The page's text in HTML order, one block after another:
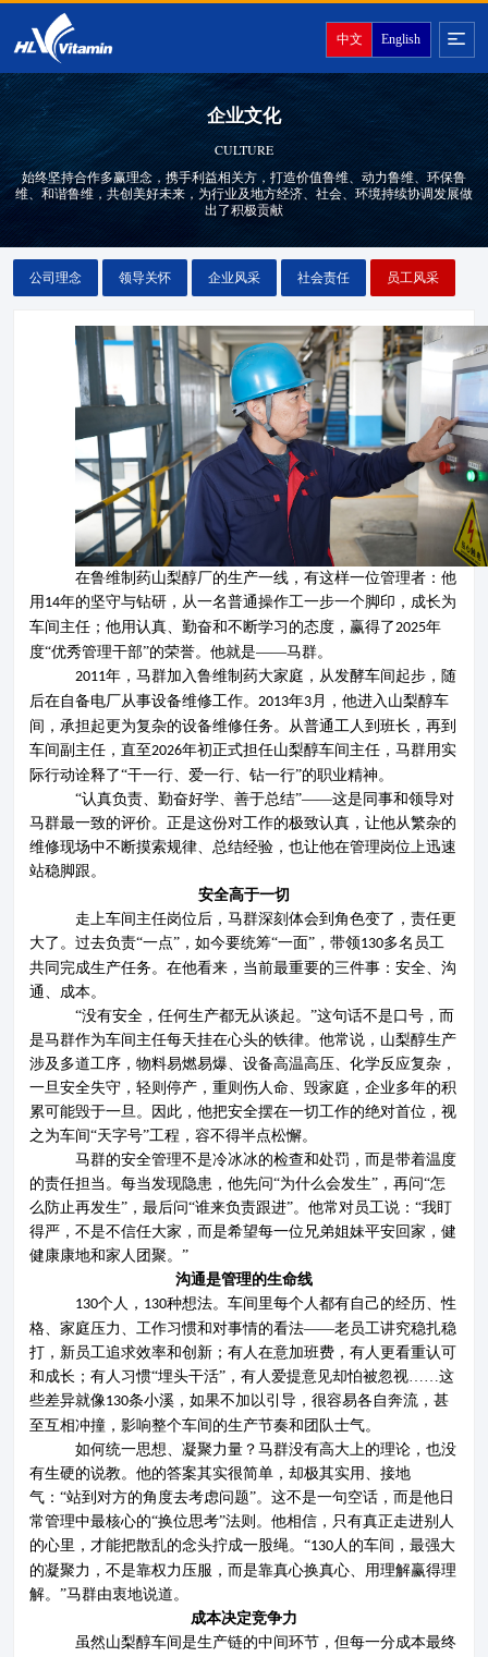
中文 English
企业文化
CULTURE
始终坚持合作多赢理念，携手利益相关方，打造价值鲁维、动力鲁维、环保鲁
维、和谐鲁维，共创美好未来，为行业及地方经济、社会、环境持续协调发展做
出了积极贡献
公司理念 领导关怀 企业风采 社会责任 员工风采
在鲁维制药山梨醇厂的生产一线，有这样一位管理者：他
用 14年的坚守与钻研，从一名普通操作工一步一个脚印，成长为
车间主任；他用认真、勤奋和不断学习的态度，赢得了2025年
度“优秀管理干部”的荣誉。他就是——马群。
2011年，马群加入鲁维制药大家庭，从发酵车间起步，随
后在自备电厂从事设备维修工作。 2013年3月，他进入山梨醇车
间，承担起更为复杂的设备维修任务。从普通工人到班长，再到
车间副主任，直至2026年初正式担任山梨醇车间主任，马群用实
际行动诠释了“干一行、爱一行、钻一行”的职业精神。
“认真负责、勤奋好学、善于总结”——这是同事和领导对
马群最一致的评价。正是这份对工作的极致认真，让他从繁杂的
维修现场中不断摸索规律、总结经验，也让他在管理岗位上迅速
站稳脚跟。
安全高于一切
走上车间主任岗位后，马群深刻体会到角色变了，责任更
大了。过去负责“一点”，如今要统筹“一面”，带领130多名员工
共同完成生产任务。在他看来，当前最重要的三件事： 安全、沟
通、成本。
“没有安全，任何生产都无从谈起。”这句话不是口号，而
是马群作为车间主任每天挂在心头的铁律。他常说，山梨醇生产
涉及多道工序，物料易燃易爆、设备高温高压、化学反应复杂，
一旦安全失守，轻则停产，重则伤人命、毁家庭，企业多年的积
累可能毁于一旦。因此，他把安全摆在一切工作的绝对首位，视
之为车间“天字号”工程，容不得半点松懈。
马群的安全管理不是冷冰冰的检查和处罚，而是带着温度
的责任担当。每当发现隐患，他先问“为什么会发生”，再问“怎
么防止再发生”，最后问“谁来负责跟进”。他常对员工说：“我盯
得严，不是不信任大家，而是希望每一位兄弟姐妹平安回家，健
健康康地和家人团聚。 ”
沟通是管理的生命线
130个人， 130种想法。车间里每个人都有自己的经历、性
格、家庭压力、工作习惯和对事情的看法——老员工讲究稳扎稳
打，新员工追求效率和创新；有人在意加班费，有人更看重认可
和成长；有人习惯“埋头干活”，有人爱提意见却怕被忽视……这
些差异就像130条小溪，如果不加以引导，很容易各自奔流，甚
至互相冲撞，影响整个车间的生产节奏和团队士气。
如何统一思想、凝聚力量？马群没有高大上的理论，也没
有生硬的说教。他的答案其实很简单，却极其实用、接地
气： “站到对方的角度去考虑问题”。这不是一句空话，而是他日
常管理中最核心的“换位思考”法则。他相信，只有真正走进别人
的心里，才能把散乱的念头拧成一股绳。 “130人的车间，最强大
的凝聚力，不是靠权力压服，而是靠真心换真心、用理解赢得理
解。”马群由衷地说道。
成本决定竞争力
虽然山梨醇车间是生产链的中间环节，但每一分成本最终
关于鲁维 分公司
产品展示 企业文化
新闻资讯 资质荣誉
联系我们